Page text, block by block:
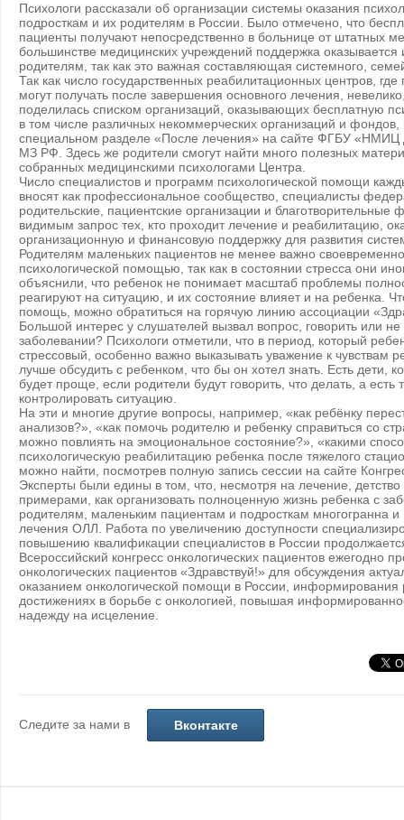
Психологи рассказали об организации системы оказания
подросткам и их родителям в России. Было отмечено, что
пациенты получают непосредственно в больнице от штатных
большинстве медицинских учреждений поддержка
родителям, так как это важная составляющая системного,
Так как число государственных реабилитационных центров,
могут получать после завершения основного лечения,
поделилась списком организаций, оказывающих бесплатную
в том числе различных некоммерческих организаций и
специальном разделе «После лечения» на сайте ФГБУ
МЗ РФ. Здесь же родители смогут найти много полезных
собранных медицинскими психологами Центра.
Число специалистов и программ психологической помощи
вносят как профессиональное сообщество, специалисты
родительские, пациентские организации и
видимым запрос тех, кто проходит лечение и реабилитацию,
организационную и финансовую поддержку для развития
Родителям маленьких пациентов не менее важно
психологической помощью, так как в состоянии стресса они
объяснили, что ребенок не понимает масштаб проблемы
реагируют на ситуацию, и их состояние влияет и на ребенка.
помощь, можно обратиться на горячую линию ассоциации
Большой интерес у слушателей вызвал вопрос, говорить или не
заболевании? Психологи отметили, что в период, который
стрессовый, особенно важно выказывать уважение к чувствам
лучше обсудить с ребенком, что бы он хотел знать. Есть дети,
будет проще, если родители будут говорить, что делать, а есть
контролировать ситуацию.
На эти и многие другие вопросы, например, «как ребёнку
анализов?», «как помочь родителю и ребенку справиться со
можно повлиять на эмоциональное состояние?», «какими
психологическую реабилитацию ребенка после тяжелого
можно найти, посмотрев полную запись сессии на сайте
Эксперты были едины в том, что, несмотря на лечение,
примерами, как организовать полноценную жизнь ребенка с
родителям, маленьким пациентам и подросткам многогранна и
лечения ОЛЛ. Работа по увеличению доступности
повышению квалификации специалистов в России
Всероссийский конгресс онкологических пациентов ежегодно
онкологических пациентов «Здравствуй!» для обсуждения
оказанием онкологической помощи в России, информирования
достижениях в борьбе с онкологией, повышая
надежду на исцеление.
Следите за нами в Вконтакте